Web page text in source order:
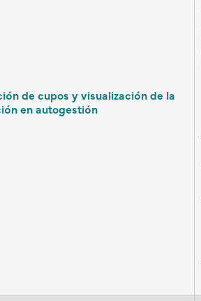
de cupos y visualización de la
en autogestión